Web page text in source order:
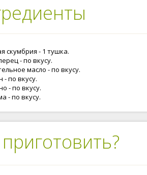
скумбрия - 1 тушка.
- по вкусу.
масло - по вкусу.
- по вкусу.
- по вкусу.
- по вкусу.